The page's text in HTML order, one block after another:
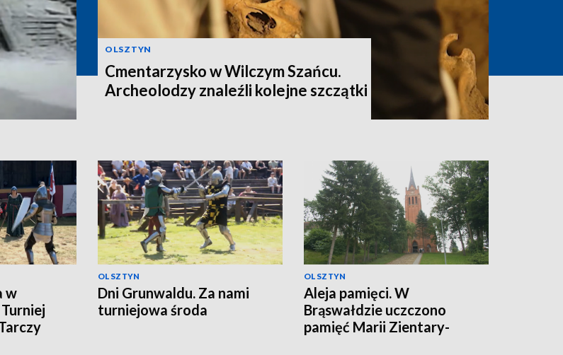
OLSZTYN
Cmentarzysko w Wilczym Szańcu.
Archeolodzy znaleźli kolejne szczątki
w
OLSZTYN
Dni Grunwaldu. Za nami
turniejowa środa
OLSZTYN
Aleja pamięci. W
Brąswałdzie uczczono
pamięć Marii Zientary-